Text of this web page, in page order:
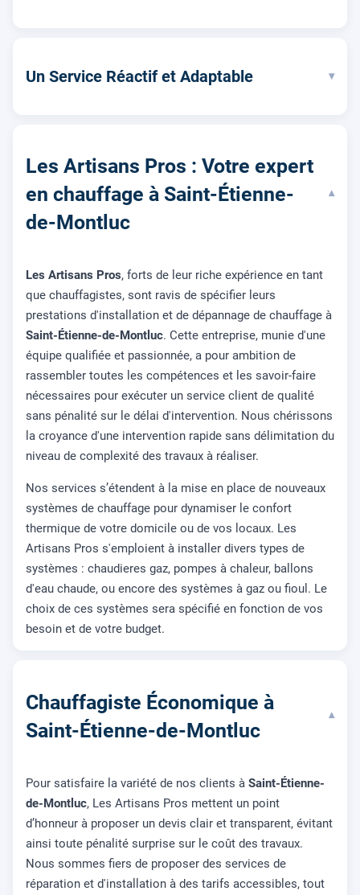
Un Service Réactif et Adaptable ▾
Les Artisans Pros : Votre expert
en chauffage à Saint-Étienne-
de-Montluc
▾
Les Artisans Pros, forts de leur riche expérience en tant
que chauffagistes, sont ravis de spécifier leurs
prestations d'installation et de dépannage de chauffage à
Saint-Étienne-de-Montluc. Cette entreprise, munie d'une
équipe qualifiée et passionnée, a pour ambition de
rassembler toutes les compétences et les savoir-faire
nécessaires pour exécuter un service client de qualité
sans pénalité sur le délai d'intervention. Nous chérissons
la croyance d'une intervention rapide sans délimitation du
niveau de complexité des travaux à réaliser.
Nos services s’étendent à la mise en place de nouveaux
systèmes de chauffage pour dynamiser le confort
thermique de votre domicile ou de vos locaux. Les
Artisans Pros s'emploient à installer divers types de
systèmes : chaudieres gaz, pompes à chaleur, ballons
d'eau chaude, ou encore des systèmes à gaz ou fioul. Le
choix de ces systèmes sera spécifié en fonction de vos
besoin et de votre budget.
Chauffagiste Économique à
Saint-Étienne-de-Montluc
▾
Pour satisfaire la variété de nos clients à Saint-Étienne-
de-Montluc, Les Artisans Pros mettent un point
d’honneur à proposer un devis clair et transparent, évitant
ainsi toute pénalité surprise sur le coût des travaux.
Nous sommes fiers de proposer des services de
réparation et d'installation à des tarifs accessibles, tout